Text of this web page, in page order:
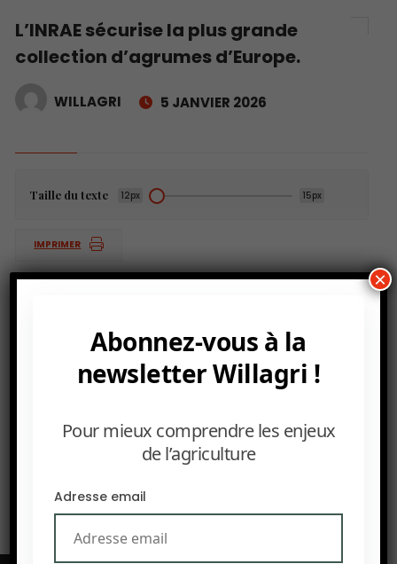
L’INRAE sécurise la plus grande
collection d’agrumes d’Europe.
WILLAGRI 5 JANVIER 2026
Taille du texte 12px 15px
IMPRIMER
PRÉCEDENT
La CEDEAO réforme le stockage de sécurité
alimentaire.
SUIVANT
Mali, Burkina Faso et Niger créent une banque agricole
Abonnez-vous à la
newsletter Willagri !
Pour mieux comprendre les enjeux
de l’agriculture
Adresse email
×